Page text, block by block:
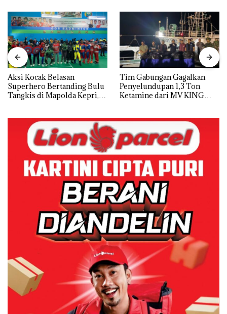
Aksi Kocak Belasan
Superhero Bertanding Bulu
Tangkis di Mapolda Kepri,
Tim Gabungan Gagalkan
Penyelundupan 1,3 Ton
Ketamine dari MV KING